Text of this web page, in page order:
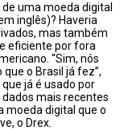
uma moeda digital
inglês)? Haveria
mas também
eficiente por fora
“Sim, nós
o Brasil já fez”,
já é usado por
mais recentes
moeda digital que o
o Drex.